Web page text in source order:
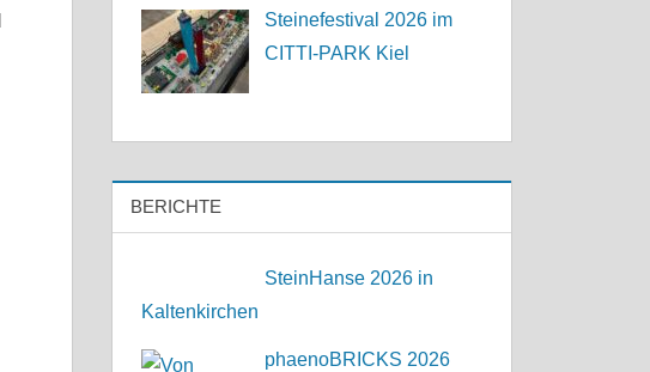
Steinefestival 2026 im
CITTI-PARK Kiel
BERICHTE
SteinHanse 2026 in
Kaltenkirchen
phaenoBRICKS 2026